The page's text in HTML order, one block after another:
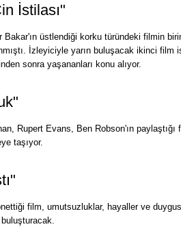
İstilası"
Bakar'ın üstlendiği korku türündeki filmin
İzleyiciyle yarın buluşacak ikinci
sonra yaşananları konu alıyor.
Rupert Evans, Ben Robson'ın paylaştığı
taşıyor.
film, umutsuzluklar, hayaller ve